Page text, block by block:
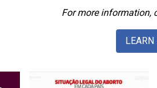
For more information,
LEARN